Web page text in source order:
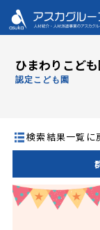
ひまわりこど
認定こども園
検索結果一覧に